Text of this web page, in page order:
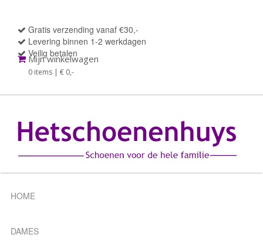
Gratis verzending vanaf €30,-
Levering binnen 1-2 werkdagen
Veilig betalen
Mijn winkelwagen
0 items | € 0,-
HOME
DAMES